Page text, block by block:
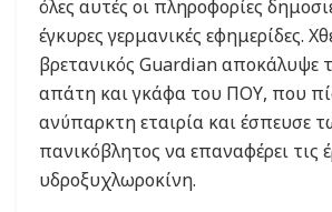
όλες αυτές οι πληροφορίες
έγκυρες γερμανικές εφημερίδες.
βρετανικός Guardian αποκάλυψε
απάτη και γκάφα του ΠΟΥ, που
ανύπαρκτη εταιρία και έσπευσε
πανικόβλητος να επαναφέρει τις
υδροξυχλωροκίνη.